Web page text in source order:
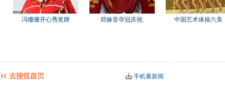
冯珊珊开心秀奖牌 郑姝音夺冠庆祝 中国艺术体操六美
手机看新闻